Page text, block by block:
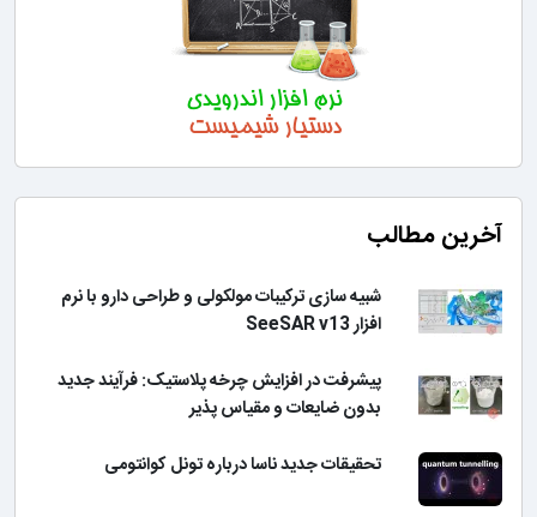
آخرین مطالب
شبیه سازی ترکیبات مولکولی و طراحی دارو با نرم
افزار SeeSAR v13
پیشرفت در افزایش چرخه پلاستیک: فرآیند جدید
بدون ضایعات و مقیاس پذیر
تحقیقات جدید ناسا درباره تونل کوانتومی